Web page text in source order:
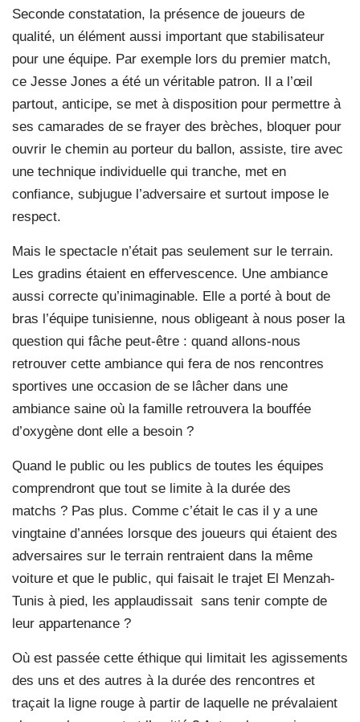
Seconde constatation, la présence de joueurs de
qualité, un élément aussi important que stabilisateur
pour une équipe. Par exemple lors du premier match,
ce Jesse Jones a été un véritable patron. Il a l’œil
partout, anticipe, se met à disposition pour permettre à
ses camarades de se frayer des brèches, bloquer pour
ouvrir le chemin au porteur du ballon, assiste, tire avec
une technique individuelle qui tranche, met en
confiance, subjugue l’adversaire et surtout impose le
respect.
Mais le spectacle n’était pas seulement sur le terrain.
Les gradins étaient en effervescence. Une ambiance
aussi correcte qu’inimaginable. Elle a porté à bout de
bras l’équipe tunisienne, nous obligeant à nous poser la
question qui fâche peut-être : quand allons-nous
retrouver cette ambiance qui fera de nos rencontres
sportives une occasion de se lâcher dans une
ambiance saine où la famille retrouvera la bouffée
d’oxygène dont elle a besoin ?
Quand le public ou les publics de toutes les équipes
comprendront que tout se limite à la durée des
matchs ? Pas plus. Comme c’était le cas il y a une
vingtaine d’années lorsque des joueurs qui étaient des
adversaires sur le terrain rentraient dans la même
voiture et que le public, qui faisait le trajet El Menzah-
Tunis à pied, les applaudissait sans tenir compte de
leur appartenance ?
Où est passée cette éthique qui limitait les agissements
des uns et des autres à la durée des rencontres et
traçait la ligne rouge à partir de laquelle ne prévalaient